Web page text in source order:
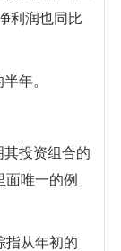
利润也同比
年。
其投资组合的
面唯一的例
指从年初的